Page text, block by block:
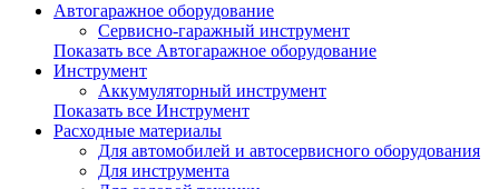
Автогаражное оборудование
Сервисно-гаражный инструмент
Показать все Автогаражное оборудование
Инструмент
Аккумуляторный инструмент
Показать все Инструмент
Расходные материалы
Для автомобилей и автосервисного оборудования
Для инструмента